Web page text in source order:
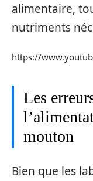
alimentaire,
nutriments
https://
Les
mouton
Bien que les